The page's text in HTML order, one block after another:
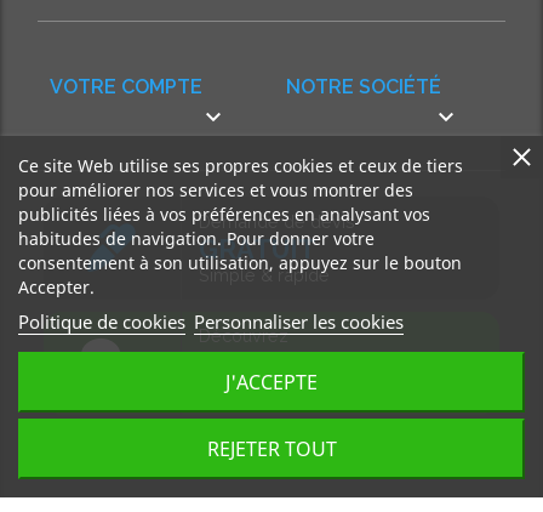
NOTRE SOCIÉTÉ

VOTRE COMPTE

Demande de devis
GRATUIT
Simple & rapide
Découvrez
Accédez à nos articles
Ce site Web utilise ses propres cookies et ceux de tiers
pour améliorer nos services et vous montrer des
publicités liées à vos préférences en analysant vos
habitudes de navigation. Pour donner votre
consentement à son utilisation, appuyez sur le bouton
Accepter.
Politique de cookies Personnaliser les cookies
REJETER TOUT
J'ACCEPTE
Tous droits réservés, MD Ouest © 2026